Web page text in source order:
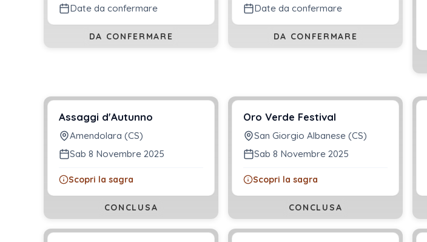
Date da confermare
DA CONFERMARE
Date da confermare
DA CONFERMARE
Assaggi d'Autunno
Amendolara (CS)
Sab 8 Novembre 2025
Scopri la sagra
CONCLUSA
Oro Verde Festival
San Giorgio Albanese (CS)
Sab 8 Novembre 2025
Scopri la sagra
CONCLUSA